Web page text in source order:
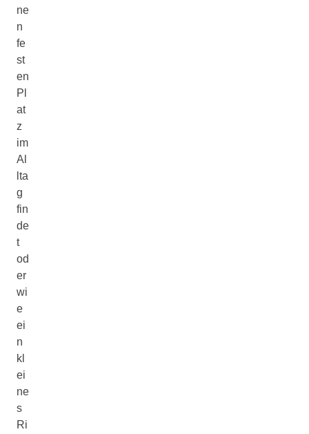
ne
n
fe
st
en
Pl
at
z
im
Al
lta
g
fin
de
t
od
er
wi
e
ei
n
kl
ei
ne
s
Ri